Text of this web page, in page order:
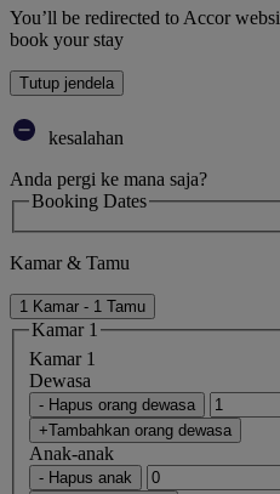
You’ll be redirected to Accor
book your stay
Tutup jendela
kesalahan
Anda pergi ke mana saja?
Booking Dates
Kamar & Tamu
1 Kamar - 1 Tamu
Kamar 1
Kamar 1
Dewasa
- Hapus orang dewasa
+Tambahkan orang dewasa
Anak-anak
- Hapus anak